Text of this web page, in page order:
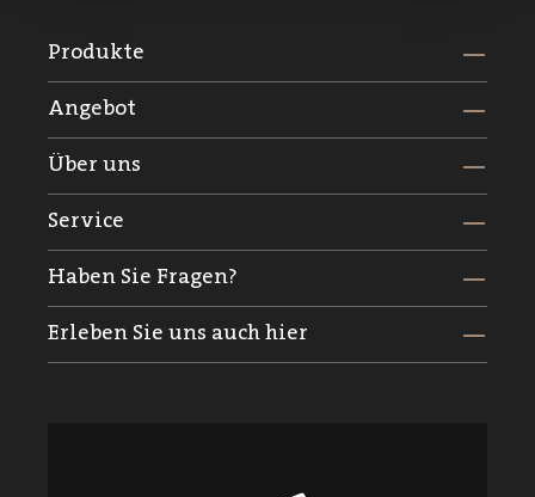
Produkte
Angebot
Über uns
Service
Haben Sie Fragen?
Erleben Sie uns auch hier